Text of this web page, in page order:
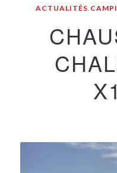
ACTUALITÉS,